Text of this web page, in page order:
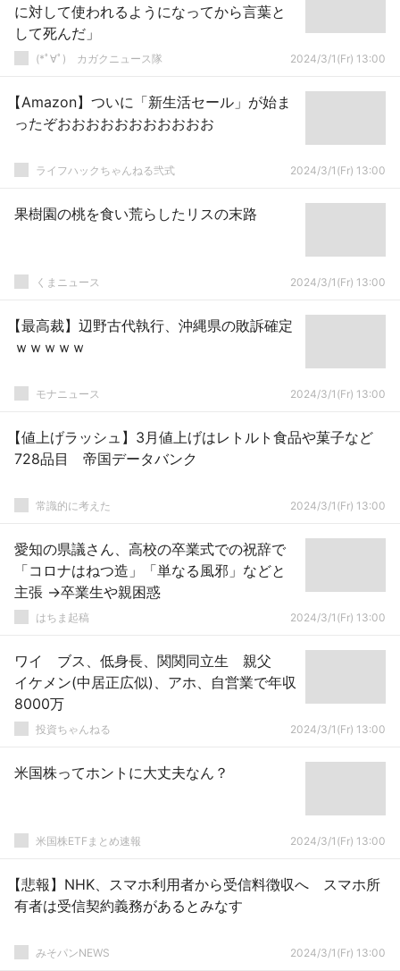
に対して使われるようになってから言葉と
して死んだ」
(*ﾟ∀ﾟ)ゞカガクニュース隊 2024/3/1(Fr) 13:00
【Amazon】ついに「新生活セール」が始ま
ったぞおおおおおおおおおおお
ライフハックちゃんねる弐式 2024/3/1(Fr) 13:00
果樹園の桃を食い荒らしたリスの末路
くまニュース 2024/3/1(Fr) 13:00
【最高裁】辺野古代執行、沖縄県の敗訴確定
ｗｗｗｗｗ
モナニュース 2024/3/1(Fr) 13:00
【値上げラッシュ】3月値上げはレトルト食品や菓子など
728品目 帝国データバンク
常識的に考えた 2024/3/1(Fr) 13:00
愛知の県議さん、高校の卒業式での祝辞で
「コロナはねつ造」「単なる風邪」などと
主張 →卒業生や親困惑
はちま起稿 2024/3/1(Fr) 13:00
ワイ ブス、低身長、関関同立生 親父
イケメン(中居正広似)、アホ、自営業で年収
8000万
投資ちゃんねる 2024/3/1(Fr) 13:00
米国株ってホントに大丈夫なん？
米国株ETFまとめ速報 2024/3/1(Fr) 13:00
【悲報】NHK、スマホ利用者から受信料徴収へ スマホ所
有者は受信契約義務があるとみなす
みそパンNEWS 2024/3/1(Fr) 13:00